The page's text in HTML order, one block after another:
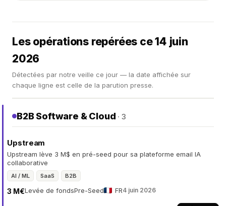
Les opérations repérées ce 14 juin
2026
Détectées par notre veille ce jour — la date affichée sur
chaque ligne est celle de la parution presse.
B2B Software & Cloud · 3
Upstream
Upstream lève 3 M$ en pré-seed pour sa plateforme email IA
collaborative
AI / ML SaaS B2B
Levée de fonds
3 M€ Pre-Seed FR4 juin 2026